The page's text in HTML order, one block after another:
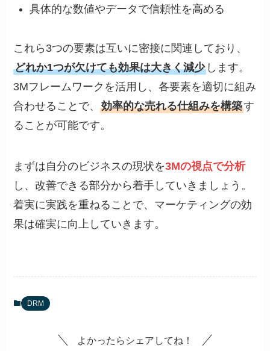
具体的な数値やデータで信頼性を高める
これら3つの要素は互いに密接に関連しており、
どれか1つが欠けても効果は大きく減少 します。
3Mフレームワークを活用し、各要素を適切に組み
合わせることで、効率的な売れる仕組みを構築す
ることが可能です。
まずは自分のビジネスの現状を3Mの視点で分析
し、改善できる部分から着手していきましょう。
着実に実践を重ねることで、マーケティングの効
果は確実に向上していきます。
DRM
よかったらシェアしてね！